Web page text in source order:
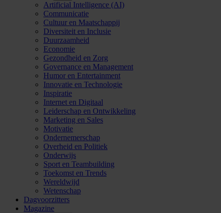
Artificial Intelligence (AI)
Communicatie
Cultuur en Maatschappij
Diversiteit en Inclusie
Duurzaamheid
Economie
Gezondheid en Zorg
Governance en Management
Humor en Entertainment
Innovatie en Technologie
Inspiratie
Internet en Digitaal
Leiderschap en Ontwikkeling
Marketing en Sales
Motivatie
Ondernemerschap
Overheid en Politiek
Onderwijs
Sport en Teambuilding
Toekomst en Trends
Wereldwijd
Wetenschap
Dagvoorzitters
Magazine